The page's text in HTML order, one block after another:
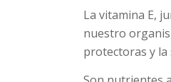
La vitamina E,
nuestro
protectoras y la